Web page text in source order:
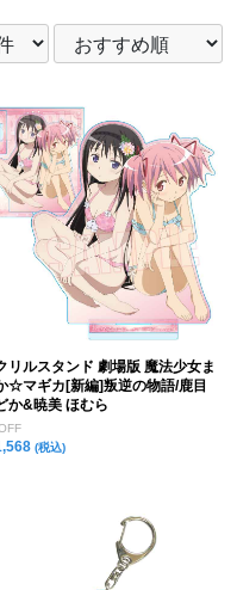
リルスタンド 劇場版 魔法少女ま
☆マギカ[新編]叛逆の物語/鹿目
か&暁美 ほむら
(税込)